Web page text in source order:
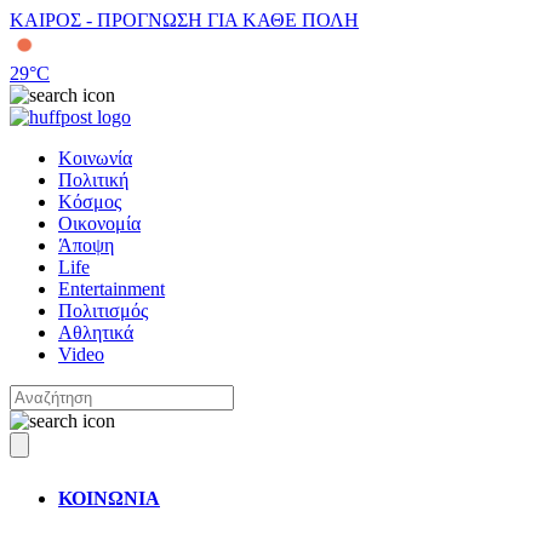
ΚΑΙΡΟΣ - ΠΡΟΓΝΩΣΗ ΓΙΑ ΚΑΘΕ ΠΟΛΗ
29°C
Κοινωνία
Πολιτική
Κόσμος
Οικονομία
Άποψη
Life
Entertainment
Πολιτισμός
Αθλητικά
Video
ΚΟΙΝΩΝΙΑ